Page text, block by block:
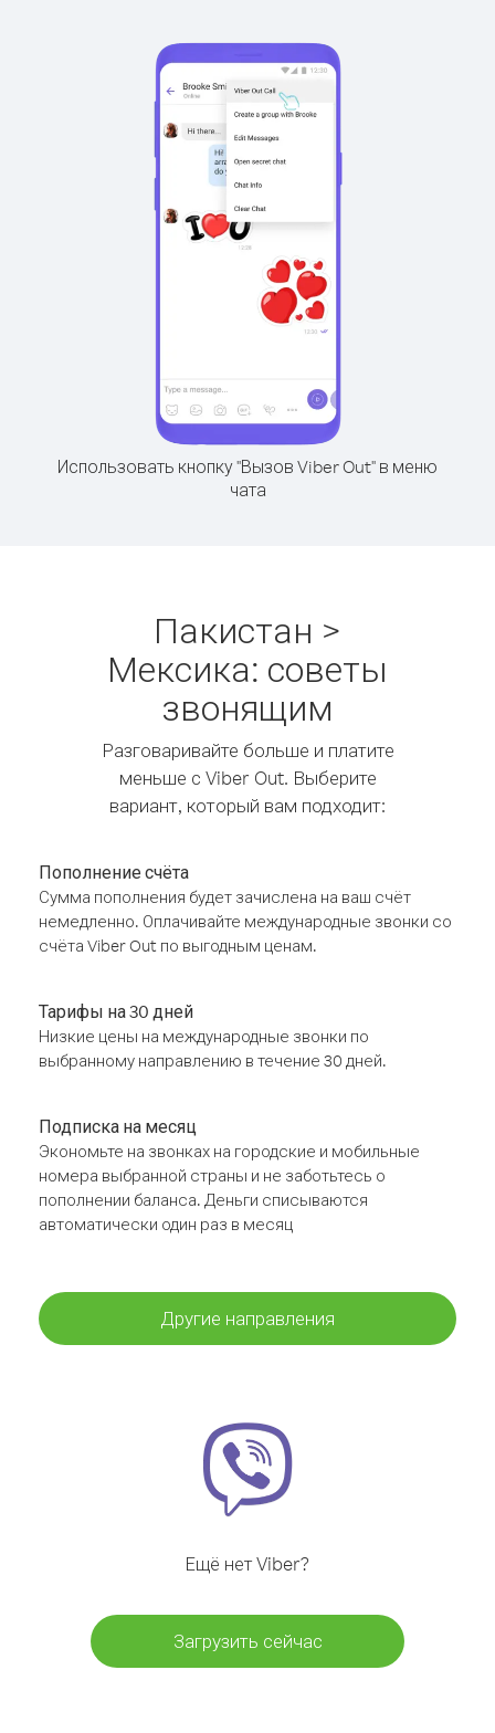
Использовать кнопку "Вызов Viber Out" в меню
чата
Пакистан >
Мексика: советы
звонящим
Разговаривайте больше и платите
меньше с Viber Out. Выберите
вариант, который вам подходит:
Пополнение счёта
Сумма пополнения будет зачислена на ваш счёт
немедленно. Оплачивайте международные звонки со
счёта Viber Out по выгодным ценам.
Тарифы на 30 дней
Низкие цены на международные звонки по
выбранному направлению в течение 30 дней.
Подписка на месяц
Экономьте на звонках на городские и мобильные
номера выбранной страны и не заботьтесь о
пополнении баланса. Деньги списываются
автоматически один раз в месяц
Другие направления
Ещё нет Viber?
Загрузить сейчас